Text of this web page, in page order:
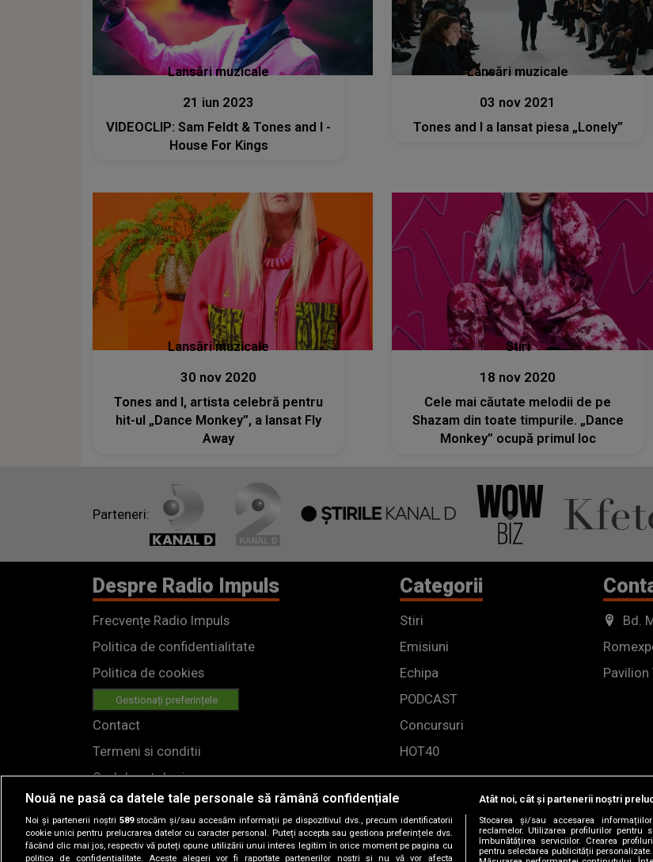
Lansări muzicale
21 iun 2023
VIDEOCLIP: Sam Feldt & Tones and I -
House For Kings
Lansări muzicale
03 nov 2021
Tones and I a lansat piesa „Lonely”
Lansări muzicale
30 nov 2020
Tones and I, artista celebră pentru
hit-ul „Dance Monkey”, a lansat Fly
Away
Stiri
18 nov 2020
Cele mai căutate melodii de pe
Shazam din toate timpurile. „Dance
Monkey” ocupă primul loc
Parteneri:
Despre Radio Impuls
Frecvențe Radio Impuls
Politica de confidentialitate
Politica de cookies
Gestionați preferințele
Contact
Termeni si conditii
Cod deontologic
Regulamente
Categorii
Stiri
Emisiuni
Echipa
PODCAST
Concursuri
HOT40
Bd.
Pavilion
Nouă ne pasă ca datele tale personale să rămână confidențiale
Noi și partenerii noștri 589stocăm și/sau accesăm informații pe dispozitivul dvs., precum identificatorii
cookie unici pentru prelucrarea datelor cu caracter personal. Puteți accepta sau gestiona preferințele dvs.
făcând clic mai jos, respectiv vă puteți opune utilizării unui interes legitim în orice moment pe pagina cu
politica de confidențialitate. Aceste alegeri vor fi raportate partenerilor noștri și nu vă vor afecta
Atât noi, cât și partenerii noștri
Stocarea și/sau accesarea
reclamelor. Utilizarea profilurilor pentru
îmbunătățirea serviciilor. Crearea
pentru selectarea publicității